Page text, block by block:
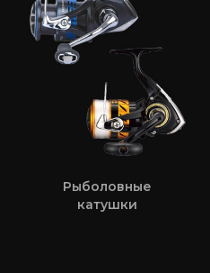
Рыболовные
катушки